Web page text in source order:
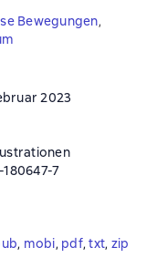
Bewegungen,
2023
7
, mobi, pdf, txt, zip